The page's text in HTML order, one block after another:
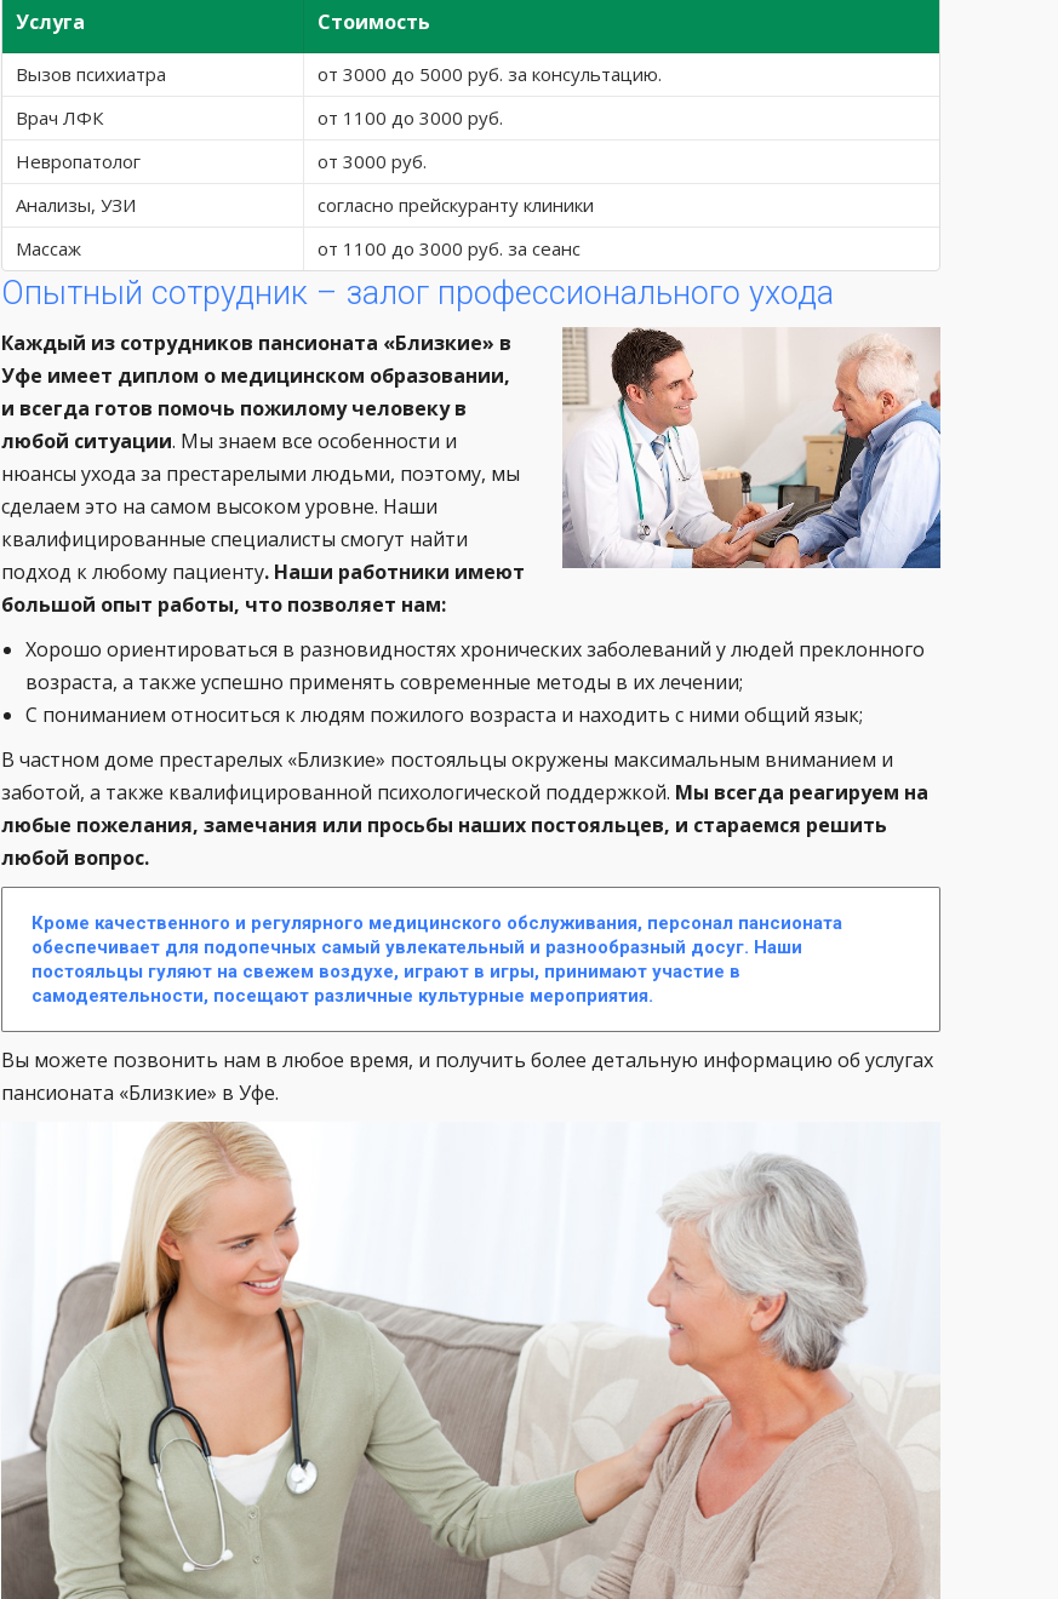
Услуга Стоимость
Вызов психиатра
от 3000 до 5000 руб. за консультацию.
Врач ЛФК
от 1100 до 3000 руб.
Невропатолог
от 3000 руб.
Анализы, УЗИ
согласно прейскуранту клиники
Массаж
от 1100 до 3000 руб. за сеанс
Опытный сотрудник – залог профессионального ухода
Каждый из сотрудников пансионата «Близкие» в
Уфе имеет диплом о медицинском образовании,
и всегда готов помочь пожилому человеку в
любой ситуации. Мы знаем все особенности и
нюансы ухода за престарелыми людьми, поэтому, мы
сделаем это на самом высоком уровне. Наши
квалифицированные специалисты смогут найти
подход к любому пациенту. Наши работники имеют
большой опыт работы, что позволяет нам:
Хорошо ориентироваться в разновидностях хронических заболеваний у людей преклонного
возраста, а также успешно применять современные методы в их лечении;
С пониманием относиться к людям пожилого возраста и находить с ними общий язык;
В частном доме престарелых «Близкие» постояльцы окружены максимальным вниманием и
заботой, а также квалифицированной психологической поддержкой. Мы всегда реагируем на
любые пожелания, замечания или просьбы наших постояльцев, и стараемся решить
любой вопрос.
Кроме качественного и регулярного медицинского обслуживания, персонал пансионата
обеспечивает для подопечных самый увлекательный и разнообразный досуг. Наши
постояльцы гуляют на свежем воздухе, играют в игры, принимают участие в
самодеятельности, посещают различные культурные мероприятия.
Вы можете позвонить нам в любое время, и получить более детальную информацию об услугах
пансионата «Близкие» в Уфе.